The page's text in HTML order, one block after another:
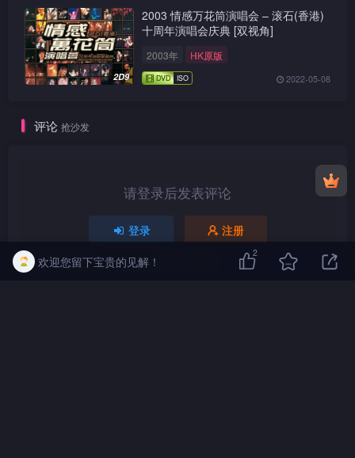
2D9
2003 情感万花筒演唱会 – 滚石(香港)
十周年演唱会庆典 [双视角]
2003年 HK原版
2022-05-08
评论 抢沙发
请登录后发表评论
登录
注册
欢迎您留下宝贵的见解！
2